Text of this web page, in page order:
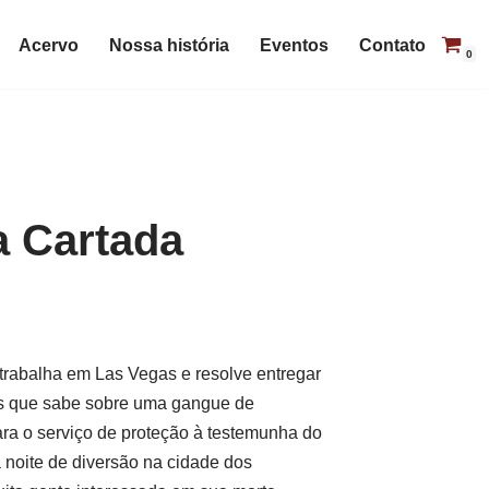
Acervo Nossa história Eventos Contato 0
Cartada
em Las Vegas e resolve entregar
que sabe sobre uma gangue de
o serviço de proteção à testemunha do
de diversão na cidade dos